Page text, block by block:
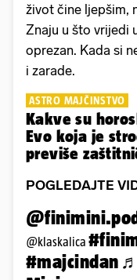
život čine ljepšim,
Znaju u što vrijedi
oprezan. Kada si
i zarade.
ASTRO MAJČINSTVO
Kakve su
Evo koja je
previše
POGLEDAJTE
@klaskalica
#majcindan ♬